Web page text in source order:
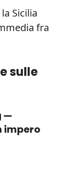
Sicilia
fra
sulle
—
impero